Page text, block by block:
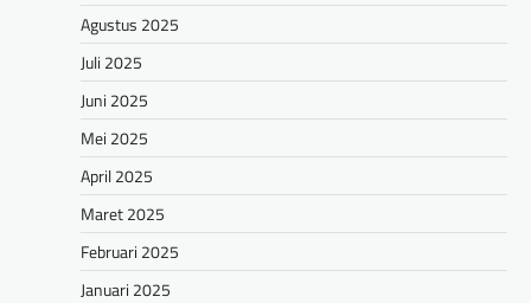
Agustus 2025
Juli 2025
Juni 2025
Mei 2025
April 2025
Maret 2025
Februari 2025
Januari 2025